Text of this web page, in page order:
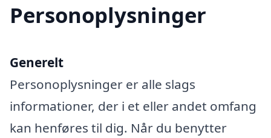
Personoplysninger
Generelt
Personoplysninger er alle slags
informationer, der i et eller andet omfang
kan henføres til dig. Når du benytter